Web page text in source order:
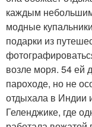
каждым
модные
подарки из
возле моря. 54 ей
пароходе, но не
отдыхала в Индии
Геленджике, где